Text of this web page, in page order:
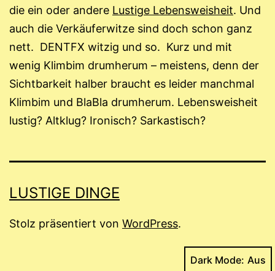
die ein oder andere Lustige Lebensweisheit. Und
auch die Verkäuferwitze sind doch schon ganz
nett. DENTFX witzig und so. Kurz und mit
wenig Klimbim drumherum – meistens, denn der
Sichtbarkeit halber braucht es leider manchmal
Klimbim und BlaBla drumherum. Lebensweisheit
lustig? Altklug? Ironisch? Sarkastisch?
LUSTIGE DINGE
Stolz präsentiert von WordPress.
Dark Mode: